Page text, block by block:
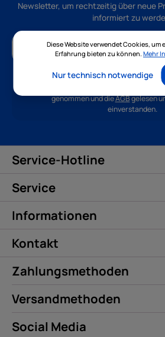
Newsletter, um rechtzeitig über neue
informiert zu
genommen und dieAGBgelesen
einverstanden.
Service-Hotline
Service
Informationen
Kontakt
Zahlungsmethoden
Versandmethoden
Social Media
Diese Website verwendet Cookies, um
Erfahrung bieten zu können. Mehr
Nur technisch notwendige